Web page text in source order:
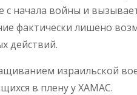
с начала войны и
фактически лишено
действий.
израильской
в плену у ХАМАС.